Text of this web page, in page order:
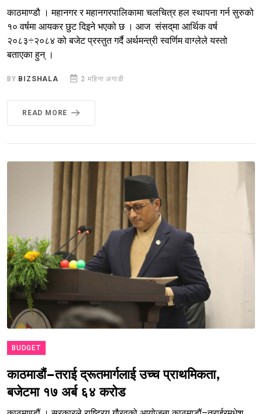
काठमाण्डौ । महानगर र महानगरपालिकामा चलचित्र हल स्थापना गर्न सुरुको
१० वर्षमा आयकर छुट दिइने भएको छ । आज संसद्‌मा आर्थिक वर्ष
२०८३÷२०८४ को बजेट प्रस्तुत गर्दै अर्थमन्त्री स्वर्णिम वाग्लेले यस्तो
बताएका हुन् ।
BY BIZSHALA 2 महिना अगाडी
READ MORE
BUDGET
काठमाडौं–तराई द्रूतमार्गलाई उच्च प्राथमिकता,
बजेटमा १७ अर्ब ६४ करोड